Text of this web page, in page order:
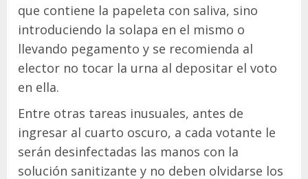
que contiene la papeleta con saliva, sino
introduciendo la solapa en el mismo o
llevando pegamento y se recomienda al
elector no tocar la urna al depositar el voto
en ella.
Entre otras tareas inusuales, antes de
ingresar al cuarto oscuro, a cada votante le
serán desinfectadas las manos con la
solución sanitizante y no deben olvidarse los